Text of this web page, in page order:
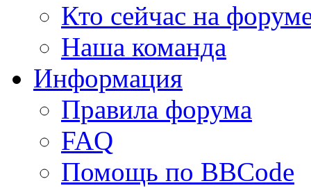
Кто сейчас на
Наша команда
Информация
Правила форума
FAQ
Помощь по BBCode